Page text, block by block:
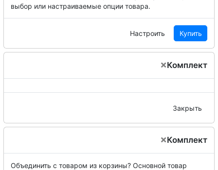
выбор или настраиваемые опции товара.
Настроить Купить
×Комплект
Закрыть
×Комплект
Объединить с товаром из корзины? Основной товар